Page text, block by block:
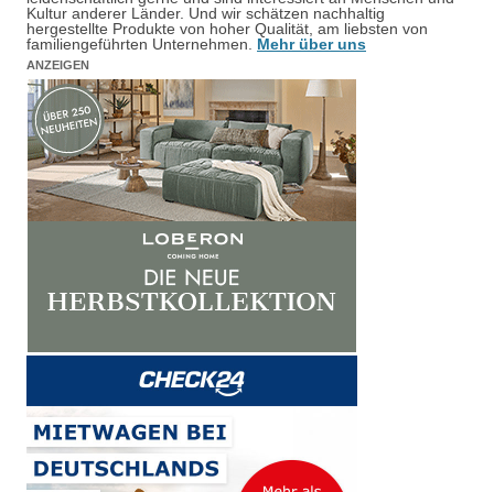
Kultur anderer Länder. Und wir schätzen nachhaltig
hergestellte Produkte von hoher Qualität, am liebsten von
familiengeführten Unternehmen. Mehr über uns
ANZEIGEN